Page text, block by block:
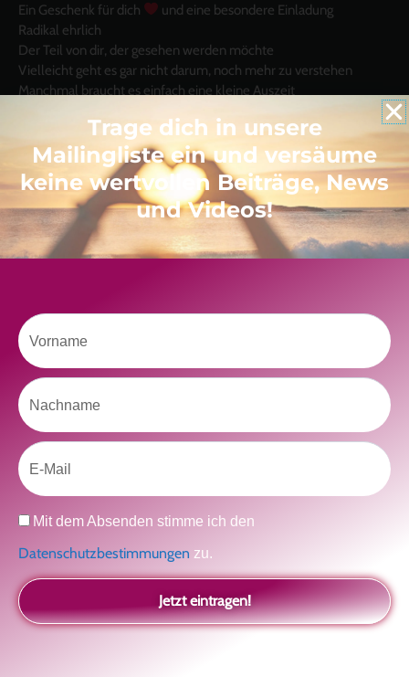
Ein Geschenk für dich
und eine besondere Einladung
Radikal ehrlich
Der Teil von dir, der gesehen werden möchte
Vielleicht geht es gar nicht darum, noch mehr zu verstehen
Manchmal braucht es einfach eine kleine Auszeit
Like uns auf Facebook
Klicke hier, um Marketing-Cookies zu
akzeptieren und diesen Inhalt zu aktivieren
kolitscher.by.biotic
Selbstliebe, Aussöhnung mit der Kindheit, Potenzial entfalten,
glückliche Beziehung-The Master KeyAsha und Marie-Luise
Kolitscher
Sisterlove
Trage dich in unsere
Mailingliste ein und versäume
keine wertvollen Beiträge, News
und Videos!
Vorname
Nachname
Email
Datenschutz
Mit dem Absenden stimme ich den
Datenschutzbestimmungen zu.
Jetzt eintragen!